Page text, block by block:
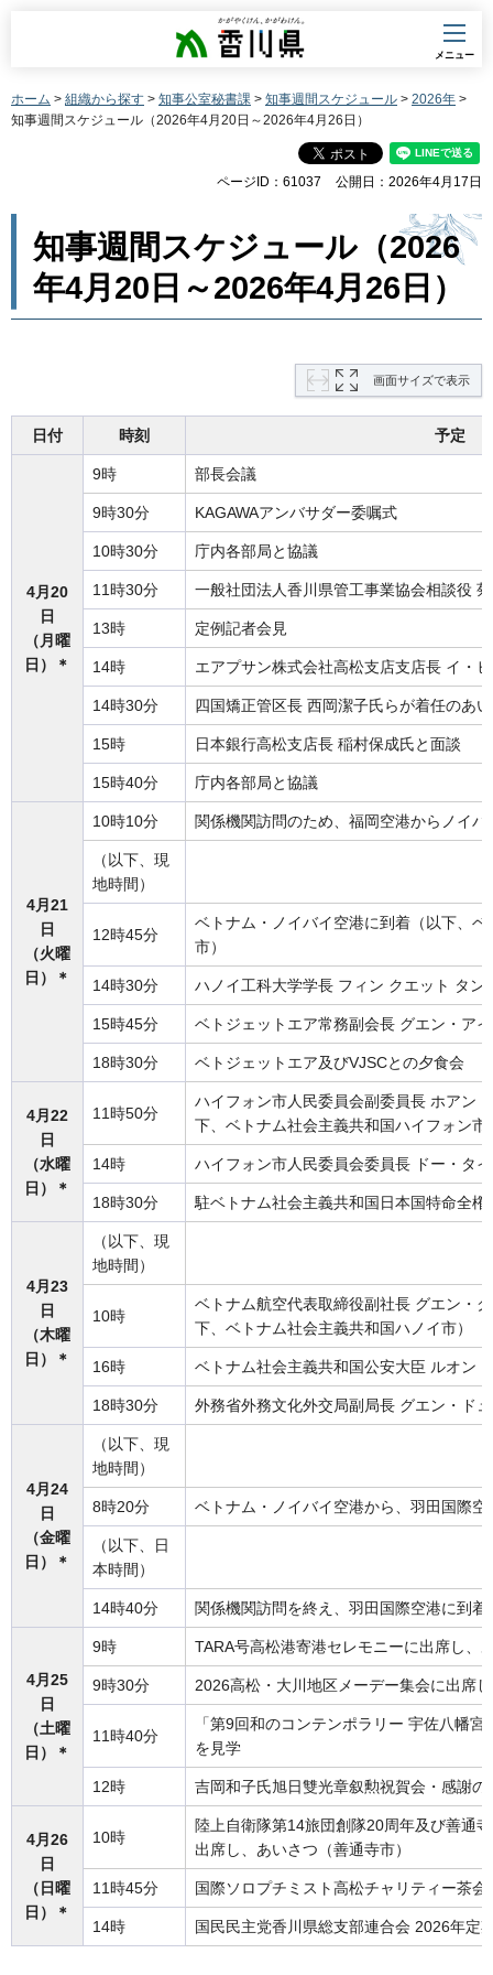
香川県
メニュー
ホーム > 組織から探す > 知事公室秘書課 > 知事週間スケジュール > 2026年 >
知事週間スケジュール（2026年4月20日～2026年4月26日）
ページID：61037 公開日：2026年4月17日
知事週間スケジュール（2026
年4月20日～2026年4月26日）
画面サイズで表示
日付 時刻 予定
4月20
日
（月曜
日）＊
9時 部長会議
9時30分 KAGAWAアンバサダー委嘱式
10時30分 庁内各部局と協議
11時30分 一般社団法人香川県管工事業協会相談役
13時 定例記者会見
14時 エアプサン株式会社高松支店支店長 イ・
14時30分 四国矯正管区長 西岡潔子氏らが着任のあ
15時 日本銀行高松支店長 稲村保成氏と面談
15時40分 庁内各部局と協議
4月21
日
（火曜
日）＊
10時10分 関係機関訪問のため、福岡空港からノイ
（以下、現
地時間）
12時45分
ベトナム・ノイバイ空港に到着（以下、
市）
14時30分 ハノイ工科大学学長 フィン クエット タン
15時45分 ベトジェットエア常務副会長 グエン・ア
18時30分 ベトジェットエア及びVJSCとの夕食会
4月22
日
（水曜
日）＊
11時50分
ハイフォン市人民委員会副委員長 ホアン
下、ベトナム社会主義共和国ハイフォン市
14時 ハイフォン市人民委員会委員長 ドー・タ
18時30分 駐ベトナム社会主義共和国日本国特命全
4月23
日
（木曜
日）＊
（以下、現
地時間）
10時
ベトナム航空代表取締役副社長 グエン・
下、ベトナム社会主義共和国ハノイ市）
16時 ベトナム社会主義共和国公安大臣 ルオン
18時30分 外務省外務文化外交局副局長 グエン・ド
4月24
日
（金曜
日）＊
（以下、現
地時間）
8時20分 ベトナム・ノイバイ空港から、羽田国際空
（以下、日
本時間）
14時40分 関係機関訪問を終え、羽田国際空港に到着
4月25
日
（土曜
日）＊
9時 TARA号高松港寄港セレモニーに出席し、
9時30分 2026高松・大川地区メーデー集会に出席
11時40分
「第9回和のコンテンポラリー 宇佐八幡
を見学
12時 吉岡和子氏旭日雙光章叙勲祝賀会・感謝
4月26
日
（日曜
日）＊
10時
陸上自衛隊第14旅団創隊20周年及び善通
出席し、あいさつ（善通寺市）
11時45分 国際ソロプチミスト高松チャリティー茶
14時 国民民主党香川県総支部連合会 2026年定